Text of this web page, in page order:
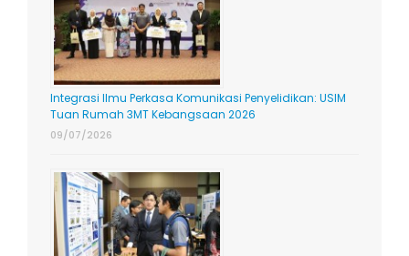
Integrasi Ilmu Perkasa Komunikasi Penyelidikan: USIM
Tuan Rumah 3MT Kebangsaan 2026
09/07/2026